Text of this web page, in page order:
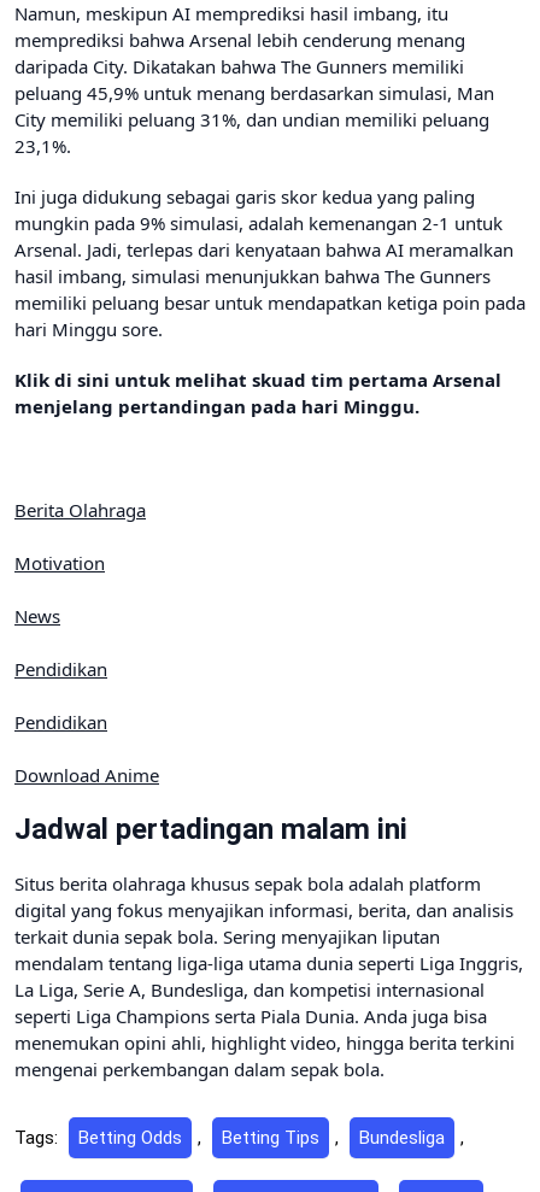
Namun, meskipun AI memprediksi hasil imbang, itu
memprediksi bahwa Arsenal lebih cenderung menang
daripada City. Dikatakan bahwa The Gunners memiliki
peluang 45,9% untuk menang berdasarkan simulasi, Man
City memiliki peluang 31%, dan undian memiliki peluang
23,1%.
Ini juga didukung sebagai garis skor kedua yang paling
mungkin pada 9% simulasi, adalah kemenangan 2-1 untuk
Arsenal. Jadi, terlepas dari kenyataan bahwa AI meramalkan
hasil imbang, simulasi menunjukkan bahwa The Gunners
memiliki peluang besar untuk mendapatkan ketiga poin pada
hari Minggu sore.
Klik di sini untuk melihat skuad tim pertama Arsenal
menjelang pertandingan pada hari Minggu.
Berita Olahraga
Motivation
News
Pendidikan
Pendidikan
Download Anime
Jadwal pertadingan malam ini
Situs berita olahraga khusus sepak bola adalah platform
digital yang fokus menyajikan informasi, berita, dan analisis
terkait dunia sepak bola. Sering menyajikan liputan
mendalam tentang liga-liga utama dunia seperti Liga Inggris,
La Liga, Serie A, Bundesliga, dan kompetisi internasional
seperti Liga Champions serta Piala Dunia. Anda juga bisa
menemukan opini ahli, highlight video, hingga berita terkini
mengenai perkembangan dalam sepak bola.
Tags: Betting Odds , Betting Tips , Bundesliga ,